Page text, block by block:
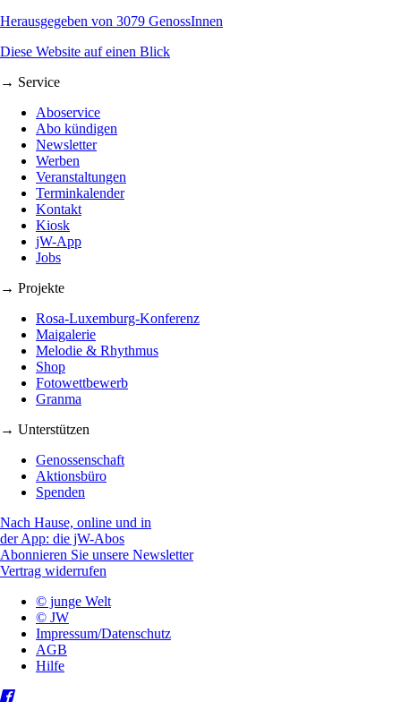
Herausgegeben von 3079 GenossInnen
Diese Website auf einen Blick
→ Service
Aboservice
Abo kündigen
Newsletter
Werben
Veranstaltungen
Terminkalender
Kontakt
Kiosk
jW-App
Jobs
→ Projekte
Rosa-Luxemburg-Konferenz
Maigalerie
Melodie & Rhythmus
Shop
Fotowettbewerb
Granma
→ Unterstützen
Genossenschaft
Aktionsbüro
Spenden
Nach Hause, online und in
der App: die jW-Abos
Abonnieren Sie unsere Newsletter
Vertrag widerrufen
© junge Welt
© JW
Impressum/Datenschutz
AGB
Hilfe